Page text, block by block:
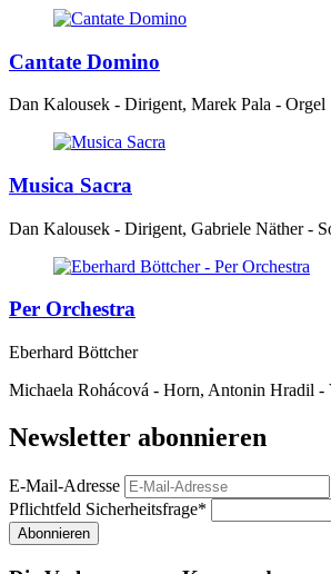
Cantate Domino
Dan Kalousek - Dirigent, Marek Pala - Orgel
Musica Sacra
Dan Kalousek - Dirigent, Gabriele Näther -
Per Orchestra
Eberhard Böttcher
Michaela Rohácová - Horn, Antonin Hradil -
Newsletter abonnieren
E-Mail-Adresse
Pflichtfeld Sicherheitsfrage*
Abonnieren